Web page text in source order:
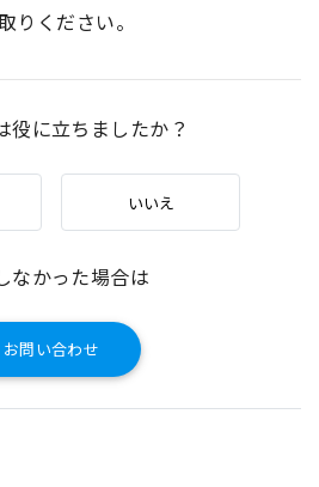
りください。
役に立ちましたか？
いいえ
なかった場合は
お問い合わせ